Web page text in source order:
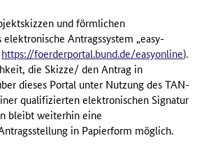
und förmlichen
elektronische Antragssystem „easy-
https://foerderportal.bund.de/easyonline).
die Skizze/ den Antrag in
dieses Portal unter Nutzung des TAN-
qualifizierten elektronischen Signatur
bleibt weiterhin eine
in Papierform möglich.